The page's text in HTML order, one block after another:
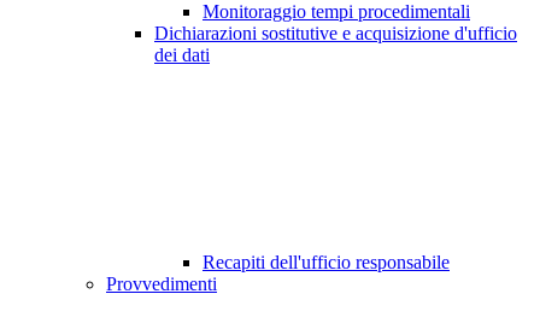
Monitoraggio tempi procedimentali
Dichiarazioni sostitutive e acquisizione d'ufficio
dei dati
Recapiti dell'ufficio responsabile
Provvedimenti